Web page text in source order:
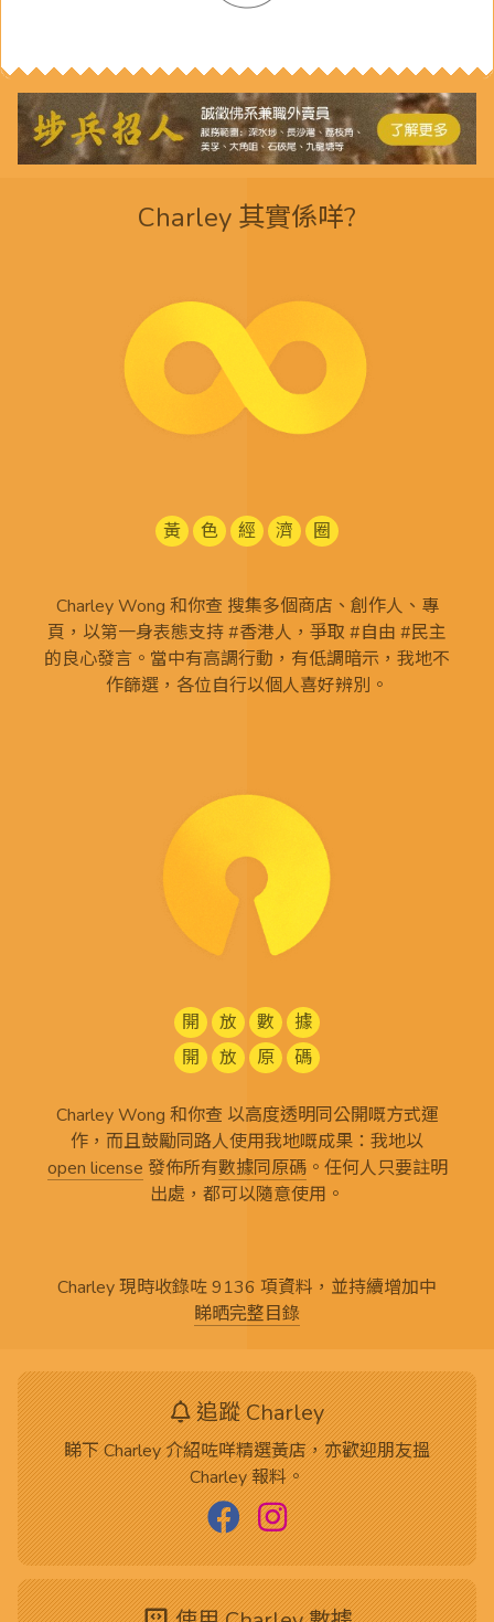
Charley 其實係咩?
黃 色 經 濟 圈
Charley Wong 和你查 搜集多個商店、創作人、專
頁，以第一身表態支持 #香港人，爭取 #自由 #民主
的良心發言。當中有高調行動，有低調暗示，我地不
作篩選，各位自行以個人喜好辨別。
開 放 數
據
開
放 原 碼
Charley Wong 和你查 以高度透明同公開嘅方式運
作，而且鼓勵同路人使用我地嘅成果：我地以
open license 發佈所有數據同原碼。任何人只要註明
出處，都可以隨意使用。
Charley 現時收錄咗 9136 項資料，並持續增加中
睇晒完整目錄
追蹤 Charley
睇下 Charley 介紹咗咩精選黃店，亦歡迎朋友搵
Charley 報料。